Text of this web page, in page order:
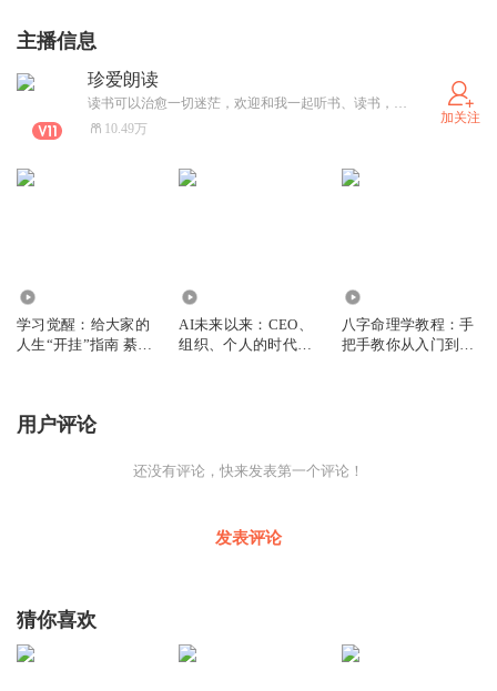
主播信息
珍爱朗读
读书可以治愈一切迷茫，欢迎和我一起听书、读书，一起成长
10.49万
加关注
学习觉醒：给大家的
人生“开挂”指南 綦哲
AI未来以来：CEO、
组织、个人的时代红
八字命理学教程：手
把手教你从入门到精
用户评论
还没有评论，快来发表第一个评论！
发表评论
猜你喜欢